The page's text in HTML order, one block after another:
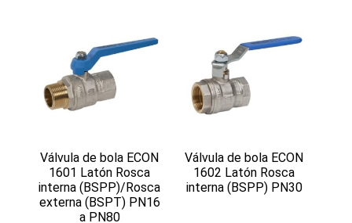
Válvula de bola ECON
1601 Latón Rosca
interna (BSPP)/Rosca
externa (BSPT) PN16
a PN80
Válvula de bola ECON
1602 Latón Rosca
interna (BSPP) PN30